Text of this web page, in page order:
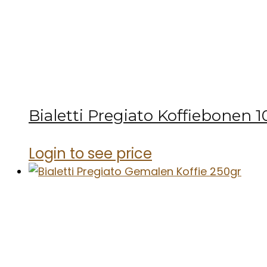
Bialetti Pregiato Koffiebonen
Login to see price